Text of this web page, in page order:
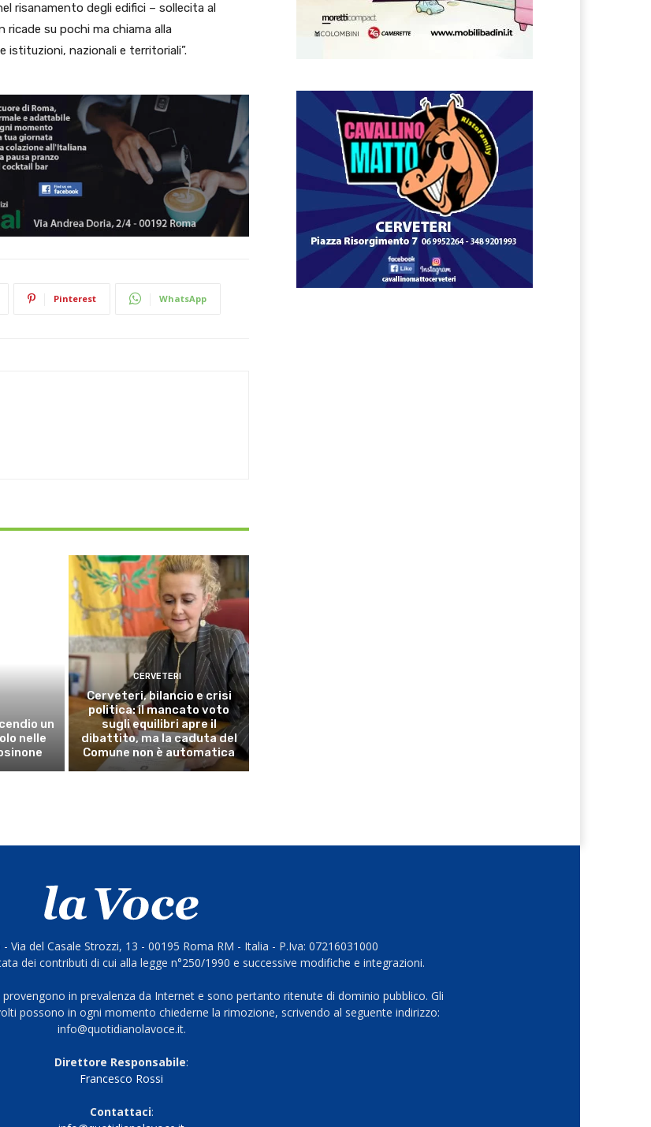
risanamento degli edifici – sollecita al
ricade su pochi ma chiama alla
istituzioni, nazionali e territoriali”.
Pinterest WhatsApp
un
nelle
CERVETERI
Cerveteri, bilancio e crisi
politica: il mancato voto
sugli equilibri apre il
dibattito, ma la caduta del
Comune non è automatica
Via del Casale Strozzi, 13 - 00195 Roma RM - Italia - P.Iva: 07216031000
dei contributi di cui alla legge n°250/1990 e successive modifiche e integrazioni.
in prevalenza da Internet e sono pertanto ritenute di dominio pubblico. Gli
possono in ogni momento chiederne la rimozione, scrivendo al seguente indirizzo:
info@quotidianolavoce.it.
Direttore Responsabile:
Francesco Rossi
Contattaci: